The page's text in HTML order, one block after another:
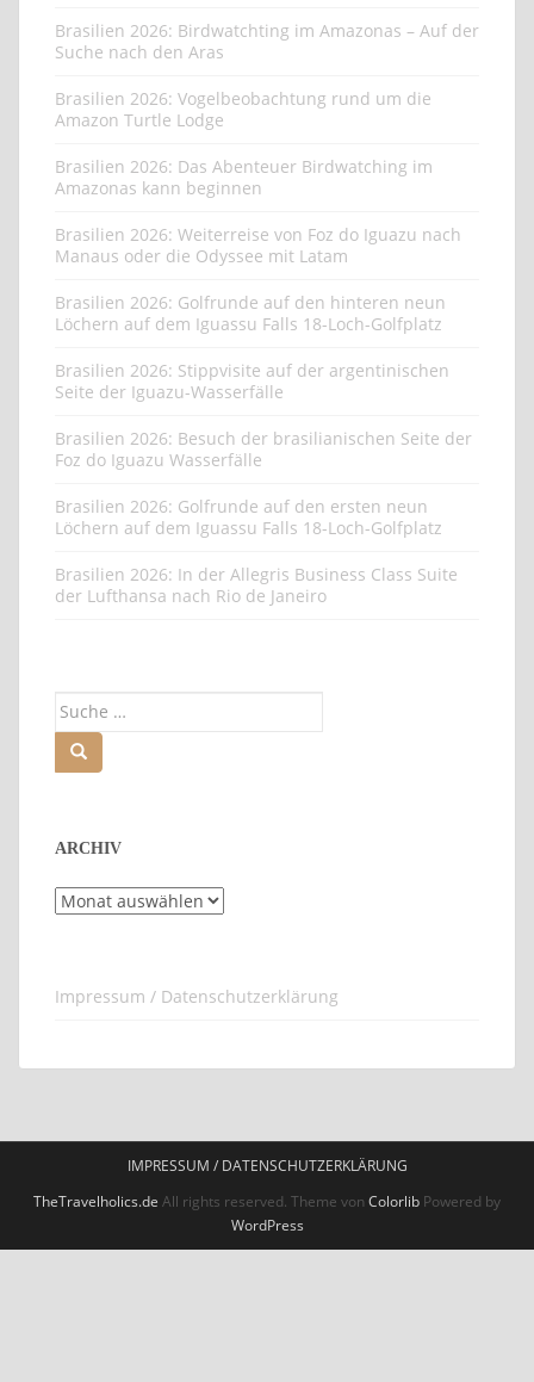
Brasilien 2026: Birdwatchting im Amazonas – Auf der
Suche nach den Aras
Brasilien 2026: Vogelbeobachtung rund um die
Amazon Turtle Lodge
Brasilien 2026: Das Abenteuer Birdwatching im
Amazonas kann beginnen
Brasilien 2026: Weiterreise von Foz do Iguazu nach
Manaus oder die Odyssee mit Latam
Brasilien 2026: Golfrunde auf den hinteren neun
Löchern auf dem Iguassu Falls 18-Loch-Golfplatz
Brasilien 2026: Stippvisite auf der argentinischen
Seite der Iguazu-Wasserfälle
Brasilien 2026: Besuch der brasilianischen Seite der
Foz do Iguazu Wasserfälle
Brasilien 2026: Golfrunde auf den ersten neun
Löchern auf dem Iguassu Falls 18-Loch-Golfplatz
Brasilien 2026: In der Allegris Business Class Suite
der Lufthansa nach Rio de Janeiro
ARCHIV
Archiv
Impressum / Datenschutzerklärung
IMPRESSUM / DATENSCHUTZERKLÄRUNG
TheTravelholics.de All rights reserved. Theme von Colorlib Powered by
WordPress